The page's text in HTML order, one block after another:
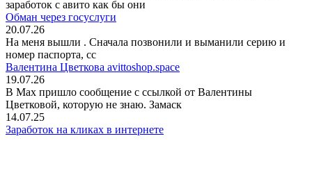
заработок с авито как бы они
Обман через госуслуги
20.07.26
На меня вышли . Сначала позвонили и выманили серию и
номер паспорта, сс
Валентина Цветкова avittoshop.space
19.07.26
В Мах пришло сообщение с ссылкой от Валентины
Цветковой, которую не знаю. Замаск
14.07.25
Заработок на кликах в интернете